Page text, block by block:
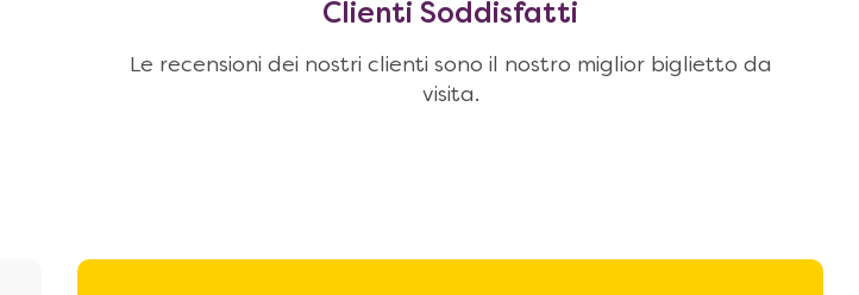
Clienti Soddisfatti
Le recensioni dei nostri clienti sono il nostro miglior biglietto da
visita.